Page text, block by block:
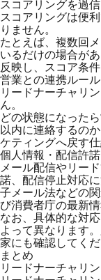
スコアリングを過
スコアリングは便
りません。
たとえば、複数回
いるだけの場合が
反映し、スコア条
営業との連携ルー
リードナーチャリ
ん。
どの状態になった
以内に連絡するの
ケティングへ戻す仕
個人情報・配信許
メール配信やリー
諾、配信停止対応
子メール法などの
び消費者庁の最新
なお、具体的な対
よって異なります
家にも確認してくだ
まとめ
リードナーチャリ